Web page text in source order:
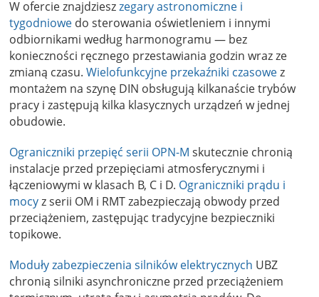
W ofercie znajdzieszzegary astronomiczne i
tygodniowe do sterowania oświetleniem i innymi
odbiornikami według harmonogramu — bez
konieczności ręcznego przestawiania godzin wraz ze
zmianą czasu. Wielofunkcyjne przekaźniki czasowez
montażem na szynę DIN obsługują kilkanaście trybów
pracy i zastępują kilka klasycznych urządzeń w jednej
obudowie.
Ograniczniki przepięć serii OPN-M skutecznie chronią
instalacje przed przepięciami atmosferycznymi i
łączeniowymi w klasach B, C i D. Ograniczniki prądu i
mocyz serii OM i RMT zabezpieczają obwody przed
przeciążeniem, zastępując tradycyjne bezpieczniki
topikowe.
Moduły zabezpieczenia silników elektrycznych UBZ
chronią silniki asynchroniczne przed przeciążeniem